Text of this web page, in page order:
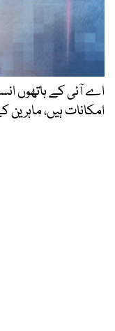
اے آئی کے ہاتھوں
امکانات ہیں،